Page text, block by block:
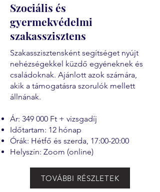
Szociális és
gyermekvédelmi
szakasszisztens
Szakasszisztensként segítséget nyújt
nehézségekkel küzdő egyéneknek és
családoknak. Ajánlott azok számára,
akik a támogatásra szorulók mellett
állnának.
Ár: 349 000 Ft + vizsgadíj
Időtartam: 12 hónap
Órák: Hétfő és szerda, 17:00-20:00
Helyszín: Zoom (online)
TOVÁBBI RÉSZLETEK